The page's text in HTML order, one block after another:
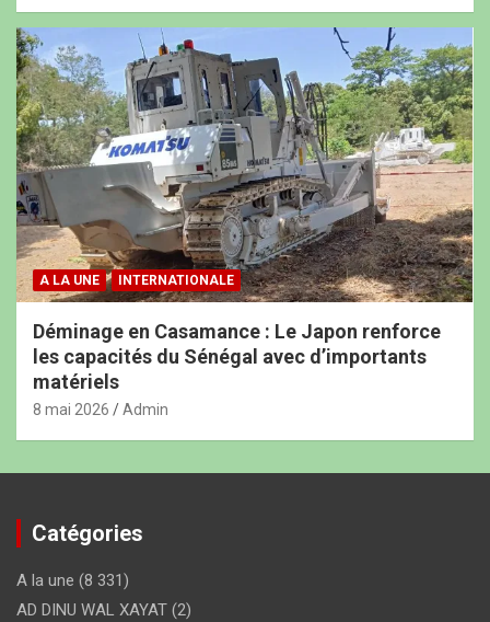
A LA UNE INTERNATIONALE
Déminage en Casamance : Le Japon renforce
les capacités du Sénégal avec d’importants
matériels
8 mai 2026 Admin
Catégories
A la une (8 331)
AD DINU WAL XAYAT (2)